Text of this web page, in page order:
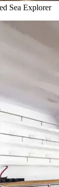
Sea Explorer